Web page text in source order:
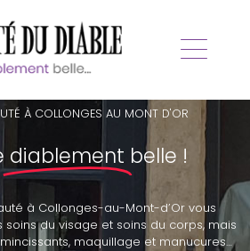
À COLLONGES AU MONT D'OR
diablement belle !
à Collonges-au-Mont-d’Or vous
du visage et soins du corps, mais
maquillage et manucures…